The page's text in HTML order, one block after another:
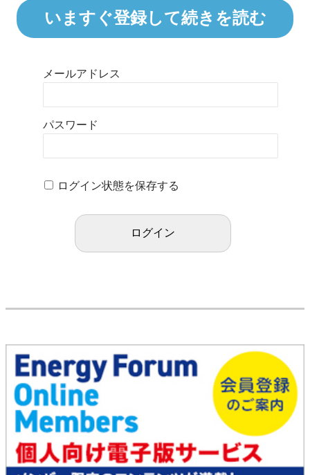
いますぐ登録して続きを読む
メールアドレス
パスワード
ログイン状態を保存する